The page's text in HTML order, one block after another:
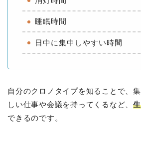
睡眠時間
日中に集中しやすい時間
自分のクロノタイプを知ることで、
しい仕事や会議を持ってくるなど、
できるのです。